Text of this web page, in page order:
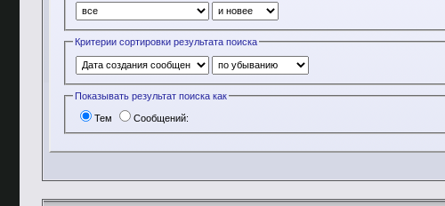
Критерии сортировки результата поиска
Показывать результат поиска как
Тем Сообщений: